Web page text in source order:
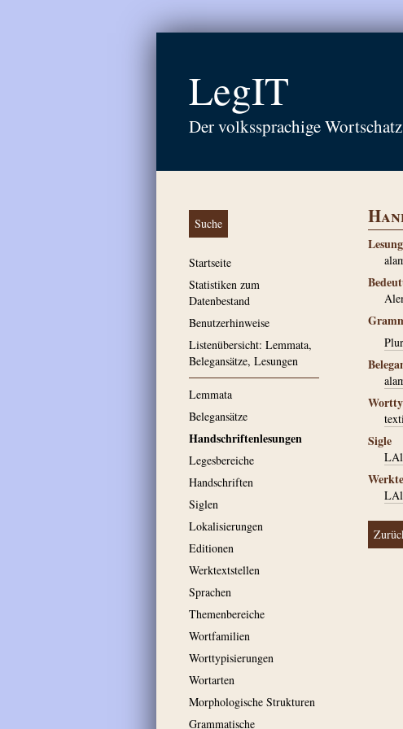
LegIT
Der volkssprachige
Suche
Startseite
Statistiken zum
Datenbestand
Benutzerhinweise
Listenübersicht: Lemmata,
Belegansätze, Lesungen
Lemmata
Belegansätze
Handschriftenlesungen
Legesbereiche
Handschriften
Siglen
Lokalisierungen
Editionen
Werktextstellen
Sprachen
Themenbereiche
Wortfamilien
Worttypisierungen
Wortarten
Morphologische Strukturen
Grammatische
Lesung
Sigle